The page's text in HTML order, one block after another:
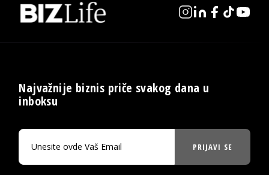
Najvažnije biznis priče svakog dana u
inboksu
PRIJAVI SE